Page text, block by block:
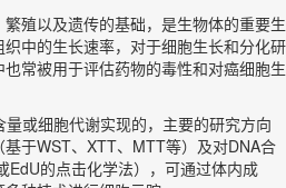
殖以及遗传的基础，是生物体的重要生
中的生长速率，对于细胞生长和分化研
常被用于评估药物的毒性和对癌细胞生
或细胞代谢实现的，主要的研究方向
于WST、XTT、MTT等）及对DNA合
EdU的点击化学法），可通过体内成